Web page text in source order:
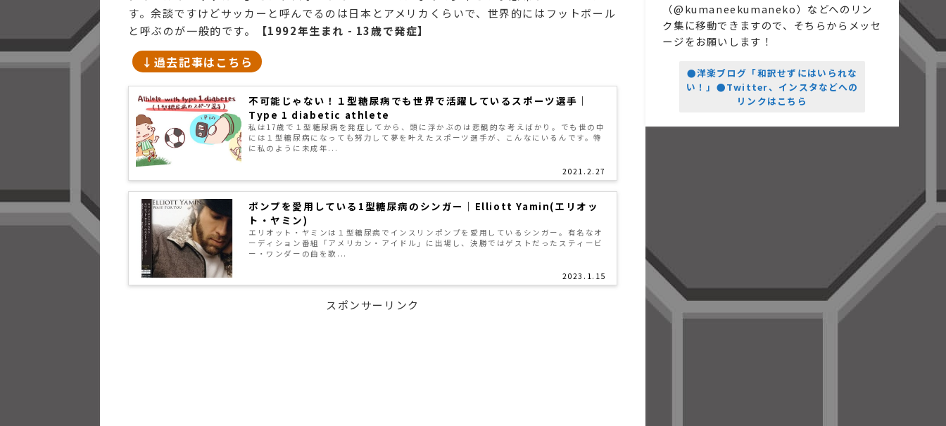
す。余談ですけどサッカーと呼んでるのは日本とアメリカくらいで、世界的にはフットボール
と呼ぶのが一般的です。
【1992年生まれ - 13歳で発症】
↓過去記事はこちら
不可能じゃない！１型糖尿病でも世界で活躍しているスポーツ選手｜
Type 1 diabetic athlete
2021.2.27
私は17歳で１型糖尿病を発症してから、頭に浮かぶのは悲観的な考えばかり。でも世の中
には１型糖尿病になっても努力して夢を叶えたスポーツ選手が、こんなにいるんです。特
に私のように未成年...
ポンプを愛用している1型糖尿病のシンガー｜Elliott Yamin(エリオッ
ト・ヤミン)
2023.1.15
エリオット・ヤミンは１型糖尿病でインスリンポンプを愛用しているシンガー。有名なオ
ーディション番組「アメリカン・アイドル」に出場し、決勝ではゲストだったスティービ
ー・ワンダーの曲を歌...
スポンサーリンク
（@kumaneekumaneko）などへのリン
ク集に移動できますので、そちらからメッセ
ージをお願いします！
●洋楽ブログ「和訳せずにはいられな
い！」●Twitter、インスタなどへの
リンクはこちら